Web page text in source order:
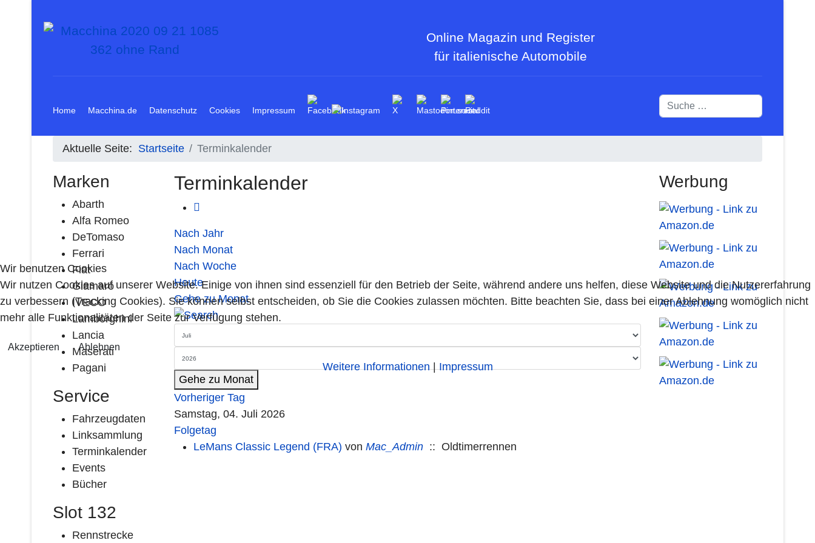
Online Magazin und Register
für italienische Automobile
Home Macchina.de Datenschutz Cookies Impressum
Suchen
Aktuelle Seite: Startseite Terminkalender
Marken
Abarth
Alfa Romeo
DeTomaso
Ferrari
Fiat
Giamaro
IVECO
Lamborghini
Lancia
Maserati
Pagani
Service
Fahrzeugdaten
Linksammlung
Terminkalender
Events
Bücher
Slot 132
Rennstrecke
Terminkalender
Nach Jahr
Nach Monat
Nach Woche
Heute
Gehe zu Monat
Gehe zu Monat
Vorheriger Tag
Samstag, 04. Juli 2026
Folgetag
LeMans Classic Legend (FRA) von Mac_Admin :: Oldtimerrennen
Werbung
Wir benutzen Cookies
Wir nutzen Cookies auf unserer Website. Einige von ihnen sind essenziell für den Betrieb der Seite, während andere uns helfen, diese Website und die Nutzererfahrung
zu verbessern (Tracking Cookies). Sie können selbst entscheiden, ob Sie die Cookies zulassen möchten. Bitte beachten Sie, dass bei einer Ablehnung womöglich nicht
mehr alle Funktionalitäten der Seite zur Verfügung stehen.
Akzeptieren Ablehnen
Weitere Informationen|Impressum